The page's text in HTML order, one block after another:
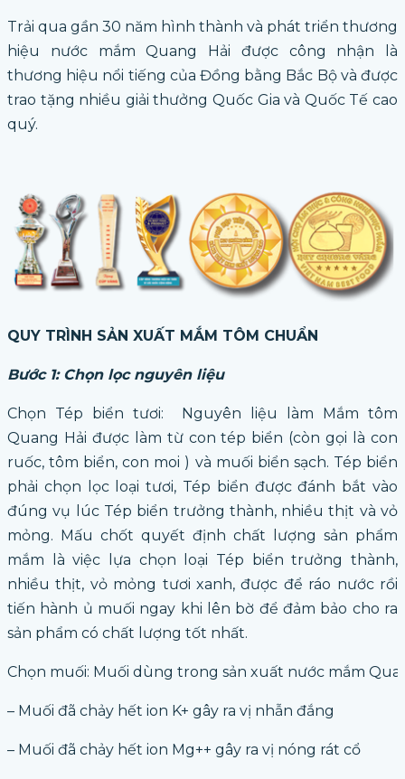
Trải qua gần 30 năm hình thành và phát triển thương
hiệu nước mắm Quang Hải được công nhận là
thương hiệu nổi tiếng của Đồng bằng Bắc Bộ và được
trao tặng nhiều giải thưởng Quốc Gia và Quốc Tế cao
quý.
QUY TRÌNH SẢN XUẤT MẮM TÔM CHUẨN
Bước 1: Chọn lọc nguyên liệu
Chọn Tép biển tươi: Nguyên liệu làm Mắm tôm
Quang Hải được làm từ con tép biển (còn gọi là con
ruốc, tôm biển, con moi ) và muối biển sạch. Tép biển
phải chọn lọc loại tươi, Tép biển được đánh bắt vào
đúng vụ lúc Tép biển trưởng thành, nhiều thịt và vỏ
mỏng. Mấu chốt quyết định chất lượng sản phẩm
mắm là việc lựa chọn loại Tép biển trưởng thành,
nhiều thịt, vỏ mỏng tươi xanh, được để ráo nước rồi
tiến hành ủ muối ngay khi lên bờ để đảm bảo cho ra
sản phẩm có chất lượng tốt nhất.
Chọn muối: Muối dùng trong sản xuất nước mắm
– Muối đã chảy hết ion K+ gây ra vị nhẫn đắng
– Muối đã chảy hết ion Mg++ gây ra vị nóng rát cổ